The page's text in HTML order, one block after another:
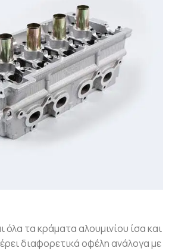
όλα τα κράματα αλουμινίου ίσα και
διαφορετικά οφέλη ανάλογα με